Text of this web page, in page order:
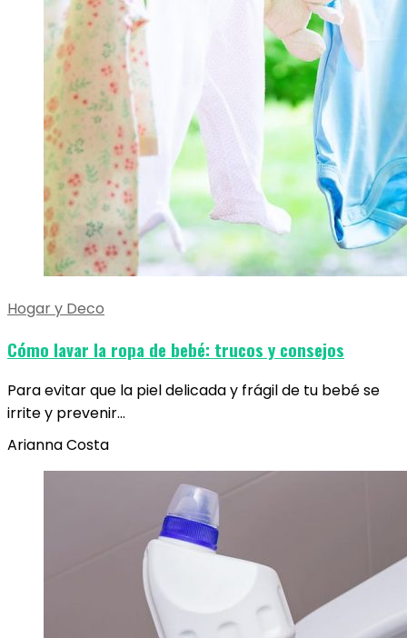
Hogar y Deco
Cómo lavar la ropa de bebé: trucos y consejos
Para evitar que la piel delicada y frágil de tu bebé se
irrite y prevenir…
Arianna Costa